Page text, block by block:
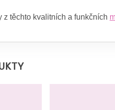
z těchto kvalitních a funkčních